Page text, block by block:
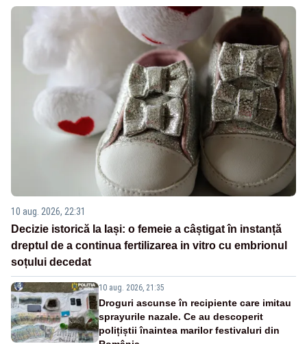
10 aug. 2026, 22:31
Decizie istorică la Iași: o femeie a câștigat în instanță
dreptul de a continua fertilizarea in vitro cu embrionul
soțului decedat
10 aug. 2026, 21:35
Droguri ascunse în recipiente care imitau
sprayurile nazale. Ce au descoperit
polițiștii înaintea marilor festivaluri din